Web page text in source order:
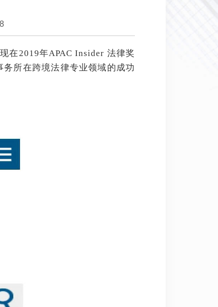
在2019年APAC Insider 法律奖
所在跨境法律专业领域的成功